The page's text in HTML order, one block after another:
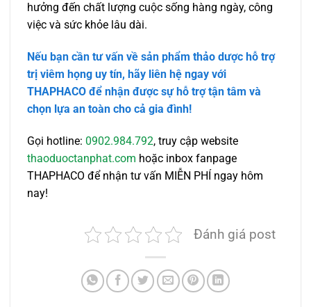
hưởng đến chất lượng cuộc sống hàng ngày, công
việc và sức khỏe lâu dài.
Nếu bạn cần tư vấn về sản phẩm thảo dược hỗ trợ
trị viêm họng uy tín, hãy liên hệ ngay với
THAPHACO để nhận được sự hỗ trợ tận tâm và
chọn lựa an toàn cho cả gia đình!
Gọi hotline: 0902.984.792, truy cập website
thaoduoctanphat.com hoặc inbox fanpage
THAPHACO để nhận tư vấn MIỄN PHÍ ngay hôm
nay!
Đánh giá post